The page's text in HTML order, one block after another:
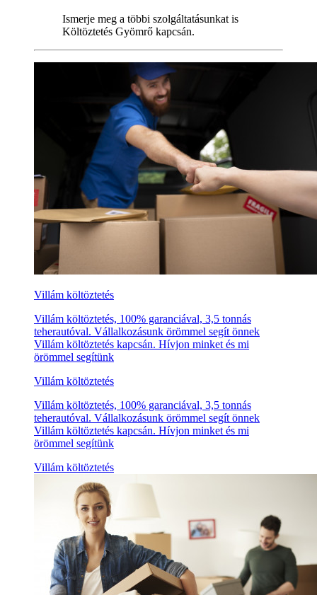
Ismerje meg a többi szolgáltatásunkat is
Költöztetés Gyömrő kapcsán.
Villám költöztetés
Villám költöztetés, 100% garanciával, 3,5 tonnás
teherautóval. Vállalkozásunk örömmel segít önnek
Villám költöztetés kapcsán. Hívjon minket és mi
örömmel segítünk
Villám költöztetés
Villám költöztetés, 100% garanciával, 3,5 tonnás
teherautóval. Vállalkozásunk örömmel segít önnek
Villám költöztetés kapcsán. Hívjon minket és mi
örömmel segítünk
Villám költöztetés